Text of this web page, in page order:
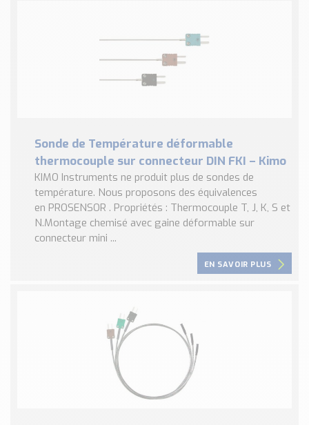
Sonde de Température déformable
thermocouple sur connecteur DIN FKI – Kimo
KIMO Instruments ne produit plus de sondes de
température. Nous proposons des équivalences
en PROSENSOR . Propriétés : Thermocouple T, J, K, S et
N.Montage chemisé avec gaine déformable sur
connecteur mini ...
EN SAVOIR PLUS